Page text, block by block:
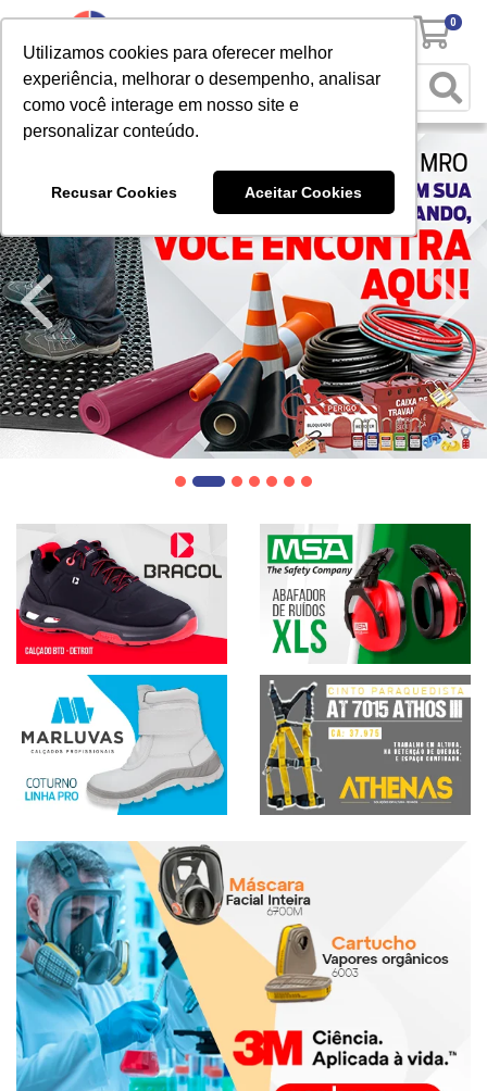
Utilizamos cookies para oferecer melhor
experiência, melhorar o desempenho, analisar
como você interage em nosso site e
personalizar conteúdo.
Recusar Cookies Aceitar Cookies
0